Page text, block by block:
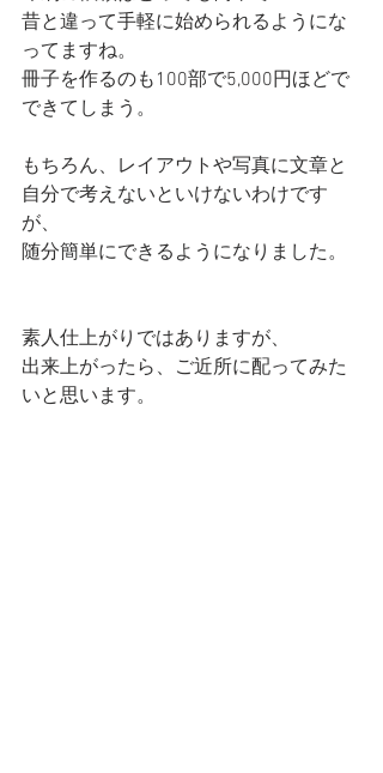
昔と違って手軽に始められるようにな
ってますね。
冊子を作るのも100部で5,000円ほどで
できてしまう。
もちろん、レイアウトや写真に文章と
自分で考えないといけないわけです
が、
随分簡単にできるようになりました。
素人仕上がりではありますが、
出来上がったら、ご近所に配ってみた
いと思います。